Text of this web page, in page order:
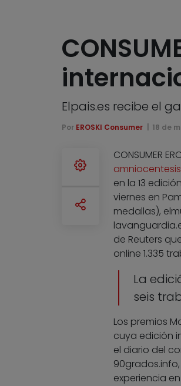
Elpais.es recibe el
Por EROSKI Consumer 18 de
CONSUMER
amniocentesis
en la 13
viernes en
medallas),
de Reuters
online 1.335
La
seis
Los premios
cuya edición
el diario del
experiencia